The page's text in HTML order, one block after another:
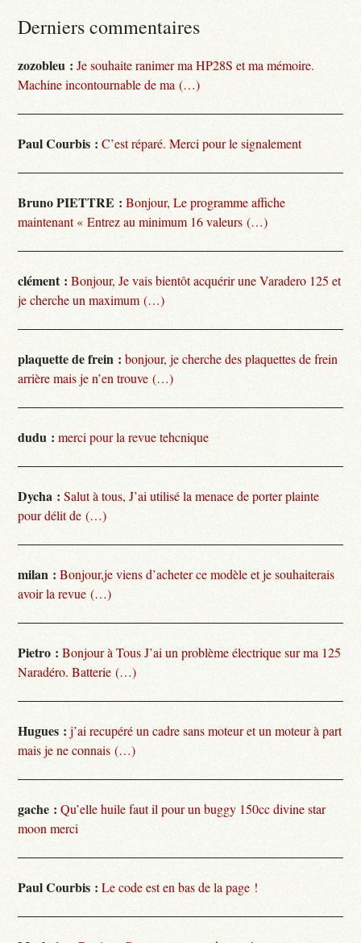
Derniers commentaires
zozobleu : Je souhaite ranimer ma HP28S et ma mémoire.
Machine incontournable de ma (…)
Paul Courbis : C’est réparé. Merci pour le signalement
Bruno PIETTRE : Bonjour, Le programme affiche
maintenant « Entrez au minimum 16 valeurs (…)
clément : Bonjour, Je vais bientôt acquérir une Varadero 125 et
je cherche un maximum (…)
plaquette de frein : bonjour, je cherche des plaquettes de frein
arrière mais je n’en trouve (…)
dudu : merci pour la revue tehcnique
Dycha : Salut à tous, J’ai utilisé la menace de porter plainte
pour délit de (…)
milan : Bonjour,je viens d’acheter ce modèle et je souhaiterais
avoir la revue (…)
Pietro : Bonjour à Tous J’ai un problème électrique sur ma 125
Naradéro. Batterie (…)
Hugues : j’ai recupéré un cadre sans moteur et un moteur à part
mais je ne connais (…)
gache : Qu’elle huile faut il pour un buggy 150cc divine star
moon merci
Paul Courbis : Le code est en bas de la page !